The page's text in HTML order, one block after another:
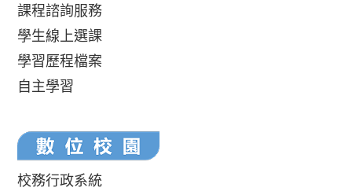
課程諮詢服務
學生線上選課
學習歷程檔案
自主學習
校務行政系統